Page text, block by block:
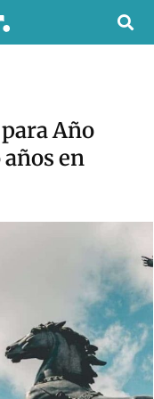
Año
en